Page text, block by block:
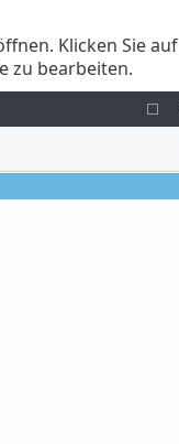
Klicken Sie auf
zu bearbeiten.